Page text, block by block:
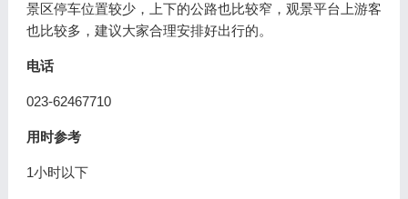
景区停车位置较少，上下的公路也比较窄，观景平台上游客
也比较多，建议大家合理安排好出行的。
电话
023-62467710
用时参考
1小时以下